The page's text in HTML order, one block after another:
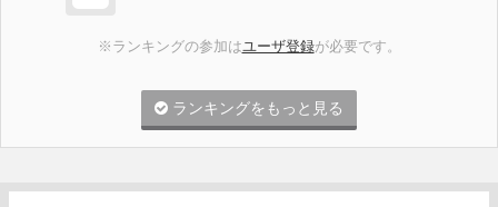
※ランキングの参加はユーザ登録が必要です。
ランキングをもっと見る